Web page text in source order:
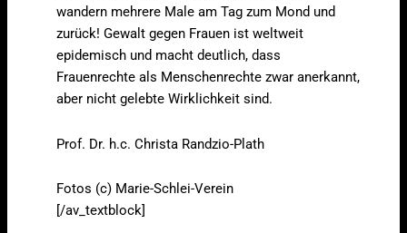
wandern mehrere Male am Tag zum Mond und
zurück! Gewalt gegen Frauen ist weltweit
epidemisch und macht deutlich, dass
Frauenrechte als Menschenrechte zwar anerkannt,
aber nicht gelebte Wirklichkeit sind.
Prof. Dr. h.c. Christa Randzio-Plath
Fotos (c) Marie-Schlei-Verein
[/av_textblock]